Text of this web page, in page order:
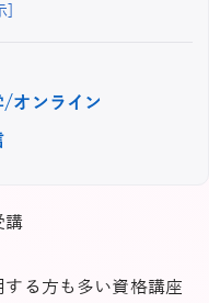
]
/オンライン
講
する方も 多い資格講座